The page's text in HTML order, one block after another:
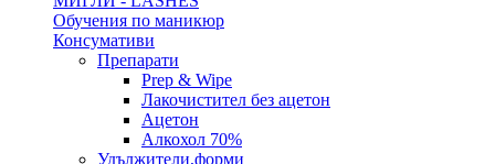
Обучения по маникюр
Консумативи
Препарати
Prep & Wipe
Лакочистител без ацетон
Ацетон
Алкохол 70%
Удължители,форми